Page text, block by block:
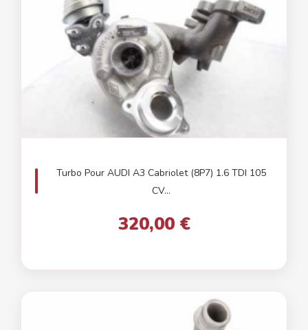
Turbo Pour AUDI A3 Cabriolet (8P7) 1.6 TDI 105
CV...
320,00 €